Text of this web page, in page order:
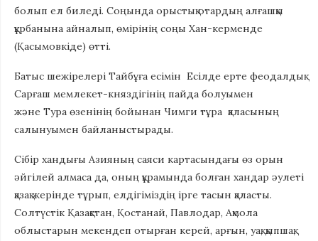
болып ел биледі. Соңында орыстық отардың алғашқы
құрбанына айналып, өмірінің соңы Хан-керменде
(Қасымовкіде) өтті.
Батыс шежірелері Тайбұға есімін Есілде ерте феодалдық
Сарғаш мемлекет-княздігінің пайда болуымен
және Тура өзенінің бойынан Чимги тұра қаласының
салынуымен байланыстырады.
Сібір хандығы Азияның саяси картасындағы өз орын
әйгілей алмаса да, оның құрамында болған хандар әулеті
қазақ жерінде тұрып, елдігіміздің ірге тасын қаласты.
Солтүстік Қазақстан, Қостанай, Павлодар, Ақмола
облыстарын мекендеп отырған керей, арғын, уақ, қыпшақ,